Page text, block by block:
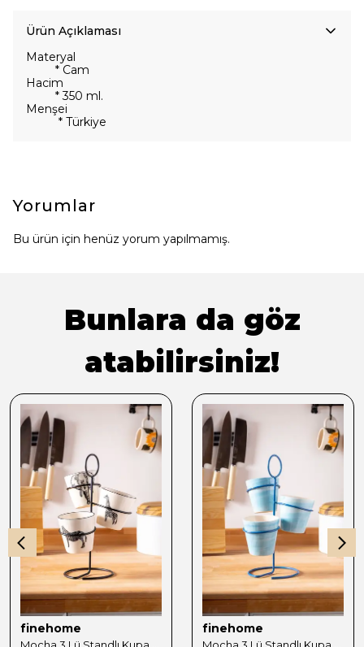
Ürün Açıklaması
Materyal
* Cam
Hacim
* 350 ml.
Menşei
* Türkiye
Yorumlar
Bu ürün için henüz yorum yapılmamış.
Bunlara da göz
atabilirsiniz!
finehome finehome